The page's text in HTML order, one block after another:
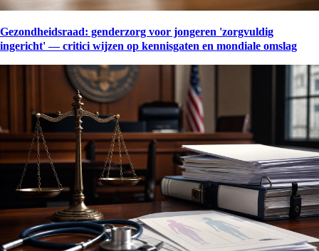
Gezondheidsraad: genderzorg voor jongeren 'zorgvuldig
ingericht' — critici wijzen op kennisgaten en mondiale omslag